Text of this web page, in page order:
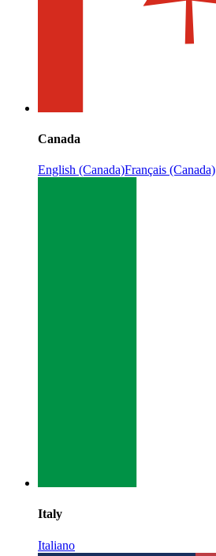
Canada
English (Canada)Français (Canada)
Italy
Italiano